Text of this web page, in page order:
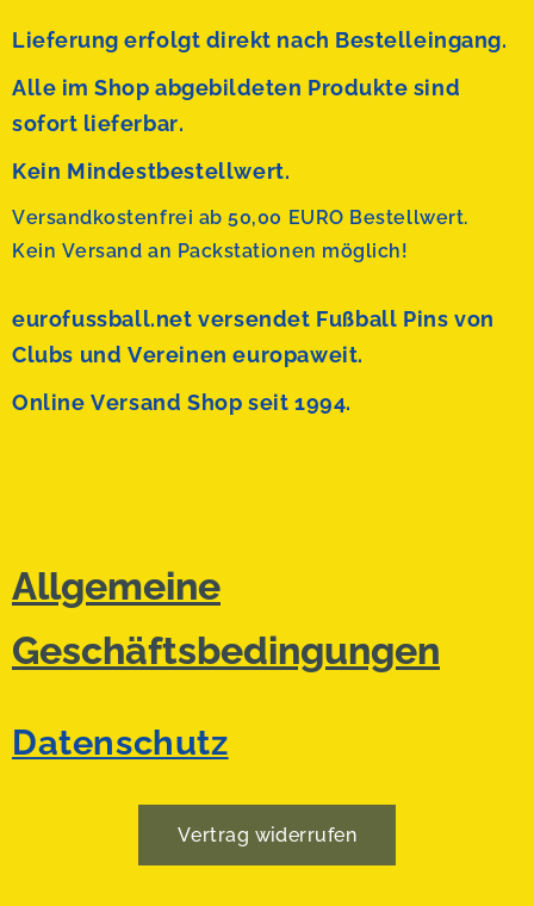
Lieferung erfolgt direkt nach Bestelleingang.
Alle im Shop abgebildeten Produkte sind
sofort lieferbar.
Kein Mindestbestellwert.
Versandkostenfrei ab 50,00 EURO Bestellwert.
Kein Versand an Packstationen möglich!
eurofussball.net versendet Fußball Pins von
Clubs und Vereinen europaweit.
Online Versand Shop seit 1994.
Allgemeine
Geschäftsbedingungen
Datenschutz
Vertrag widerrufen